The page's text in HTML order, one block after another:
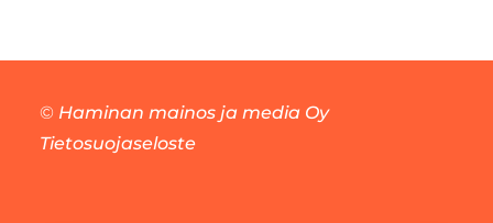
© Haminan mainos ja media Oy
Tietosuojaseloste